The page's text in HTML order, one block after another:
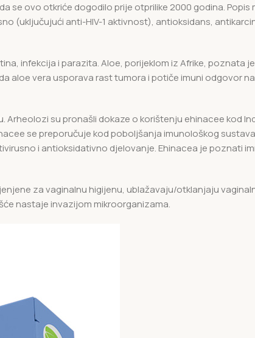
se ovo otkriće dogodilo prije otprilike 2000 godina. Popis
(uključujući anti-HIV-1 aktivnost), antioksidans,
infekcija i parazita. Aloe, porijeklom iz Afrike, poznata je
aloe vera usporava rast tumora i potiče imuni odgovor
Arheolozi su pronašli dokaze o korištenju ehinacee kod
se preporučuje kod poboljšanja imunološkog
i antioksidativno djelovanje. Ehinacea je poznati
za vaginalnu higijenu, ublažavaju/otklanjaju
nastaje invazijom mikroorganizama.